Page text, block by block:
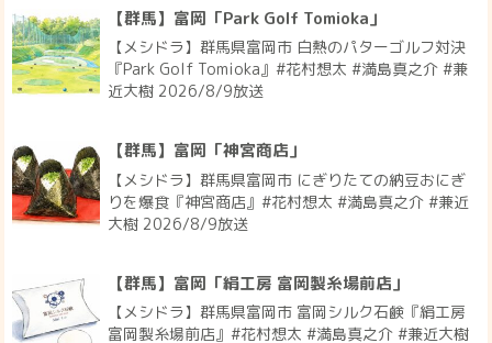
【群馬】富岡「Park Golf Tomioka」
【メシドラ】群馬県富岡市 白熱のパターゴルフ対決
『Park Golf Tomioka』#花村想太 #満島真之介 #兼
近大樹 2026/8/9放送
【群馬】富岡「神宮商店」
【メシドラ】群馬県富岡市 にぎりたての納豆おにぎ
りを爆食『神宮商店』#花村想太 #満島真之介 #兼近
大樹 2026/8/9放送
【群馬】富岡「絹工房 富岡製糸場前店」
【メシドラ】群馬県富岡市 富岡シルク石鹸『絹工房
富岡製糸場前店』#花村想太 #満島真之介 #兼近大樹